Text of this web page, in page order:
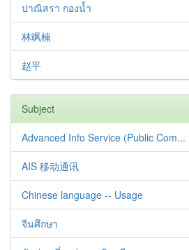
ปาณิสรา กองน้ำ
林飒楠
赵平
Subject
Advanced Info Service (Public Com...
AIS 移动通讯
Chinese language -- Usage
จีนศึกษา